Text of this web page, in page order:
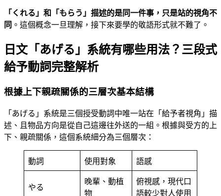
「くれる」和「もらう」描述的是同一件事，只是站的視角不
同 。這個概念一旦理解，接下來要學的敬語形式就不難了。
日文「あげる」系統有哪些用法？三段式
給予動詞完整解析
根據上下親疏關係的三層次基本結構
「あげる」系統是三個授受動詞中唯一站在「給予者視角」描
述、且物品方向是從自己這邊往外送的一組。根據與受方的上
下、親疏關係，這個系統細分為三個層次：
動詞 使用對象 語感
やる
晚輩、動植
物
俯視感，現代口
語較少對人使用